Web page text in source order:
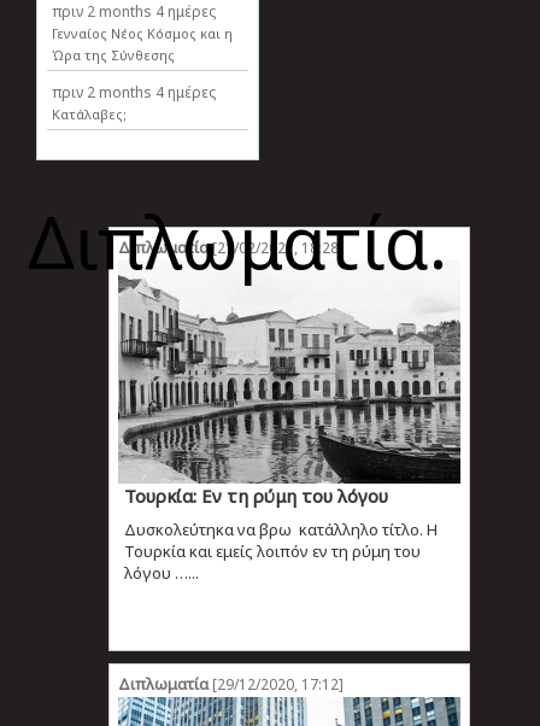
πριν 2 months 4 ημέρες
Γενναίος Νέος Κόσμος και η
Ώρα της Σύνθεσης
πριν 2 months 4 ημέρες
Κατάλαβες;
Διπλωματία.
Διπλωματία[21/02/2021, 18:28]
Τουρκία: Εν τη ρύμη του λόγου
Δυσκολεύτηκα να βρω κατάλληλο τίτλο. Η
Τουρκία και εμείς λοιπόν εν τη ρύμη του
λόγου …...
Διπλωματία[29/12/2020, 17:12]